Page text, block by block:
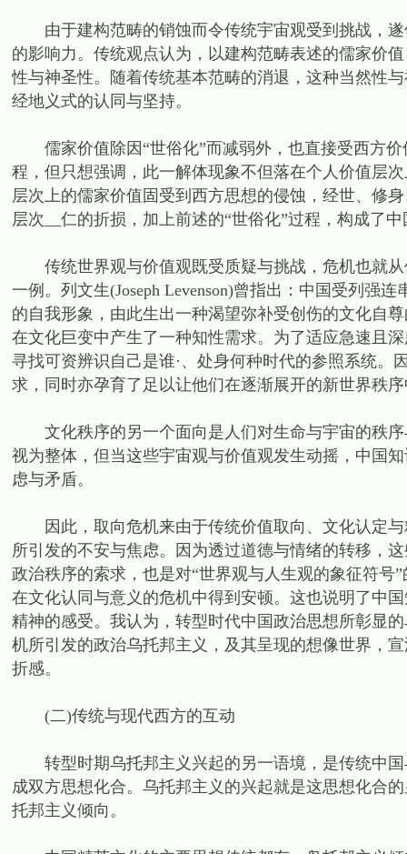
由于建构范畴的销蚀而令传统宇宙观受到挑战，遂
的影响力。传统观点认为，以建构范畴表述的儒家价
性与神圣性。随着传统基本范畴的消退，这种当然性
经地义式的认同与坚持。
儒家价值除因“世俗化”而减弱外，也直接受西方价
程，但只想强调，此一解体现象不但落在个人价值层
层次上的儒家价值固受到西方思想的侵蚀，经世、修
层次__仁的折损，加上前述的“世俗化”过程，构成了
传统世界观与价值观既受质疑与挑战，危机也就从
一例。列文生(Joseph Levenson)曾指出：中国受列强
的自我形象，由此生出一种渴望弥补受创伤的文化自
在文化巨变中产生了一种知性需求。为了适应急速且
寻找可资辨识自己是谁·、处身何种时代的参照系统
求，同时亦孕育了足以让他们在逐渐展开的新世界秩
文化秩序的另一个面向是人们对生命与宇宙的秩序
视为整体，但当这些宇宙观与价值观发生动摇，中国
虑与矛盾。
因此，取向危机来由于传统价值取向、文化认定与
所引发的不安与焦虑。因为透过道德与情绪的转移，
政治秩序的索求，也是对“世界观与人生观的象征符
在文化认同与意义的危机中得到安顿。这也说明了中
精神的感受。我认为，转型时代中国政治思想所彰显
机所引发的政治乌托邦主义，及其呈现的想像世界，
折感。
(二)传统与现代西方的互动
转型时期乌托邦主义兴起的另一语境，是传统中国
成双方思想化合。乌托邦主义的兴起就是这思想化合
托邦主义倾向。